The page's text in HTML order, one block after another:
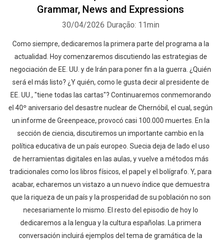
Grammar, News and Expressions
30/04/2026 Duração: 11min
Como siempre, dedicaremos la primera parte del programa a la
actualidad. Hoy comenzaremos discutiendo las estrategias de
negociación de EE. UU. y de Irán para poner fin a la guerra. ¿Quién
será el más listo? ¿Y quién, como le gusta decir al presidente de
EE. UU., "tiene todas las cartas"? Continuaremos conmemorando
el 40º aniversario del desastre nuclear de Chernóbil, el cual, según
un informe de Greenpeace, provocó casi 100.000 muertes. En la
sección de ciencia, discutiremos un importante cambio en la
política educativa de un país europeo. Suecia deja de lado el uso
de herramientas digitales en las aulas, y vuelve a métodos más
tradicionales como los libros físicos, el papel y el bolígrafo. Y, para
acabar, echaremos un vistazo a un nuevo índice que demuestra
que la riqueza de un país y la prosperidad de su población no son
necesariamente lo mismo. El resto del episodio de hoy lo
dedicaremos a la lengua y la cultura españolas. La primera
conversación incluirá ejemplos del tema de gramática de la